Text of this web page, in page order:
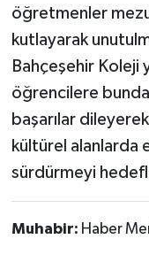
öğretmenler
kutlayarak
Bahçeşehir Koleji
öğrencilere
başarılar
kültürel alanlarda
sürdürmeyi
Muhabir: Haber